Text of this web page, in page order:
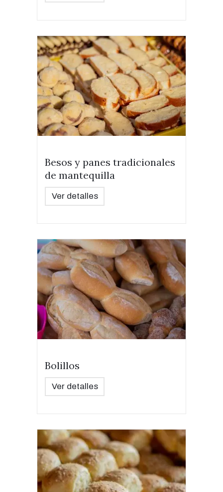
Besos y panes tradicionales
de mantequilla
Ver detalles
Bolillos
Ver detalles